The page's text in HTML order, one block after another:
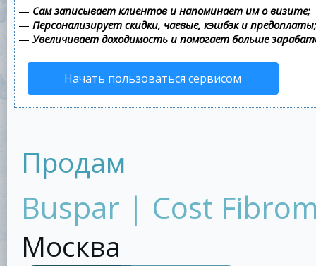
— Сам записывает клиентов и напоминает им о визите;
— Персонализирует скидки, чаевые, кэшбэк и предоплаты;
— Увеличивает доходимость и помогает больше
Начать пользоваться сервисом
Продам
Buspar | Cost
Москва